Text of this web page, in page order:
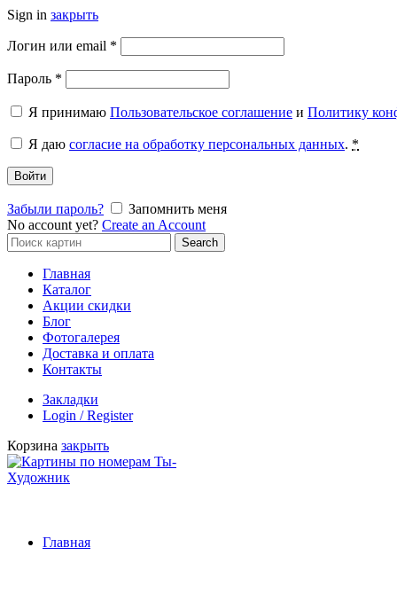
Sign in закрыть
Логин или email *
Пароль *
Я принимаю Пользовательское соглашение и Политику
Я даю согласие на обработку персональных данных. *
Войти
Забыли пароль?
Запомнить меня
No account yet? Create an Account
Search
for:
Search
Главная
Каталог
Акции скидки
Блог
Фотогалерея
Доставка и оплата
Контакты
Закладки
Login / Register
Корзина закрыть
Главная